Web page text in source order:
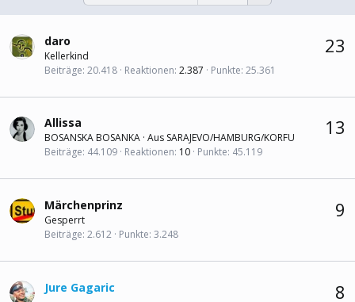
23
daro
Kellerkind
Beiträge 20.418 Reaktionen 2.387 Punkte 25.361
13
Allissa
BOSANSKA BOSANKA · Aus SARAJEVO/HAMBURG/KORFU
Beiträge 44.109 Reaktionen 10 Punkte 45.119
9
Märchenprinz
Gesperrt
Beiträge 2.612 Punkte 3.248
8
Jure Gagaric